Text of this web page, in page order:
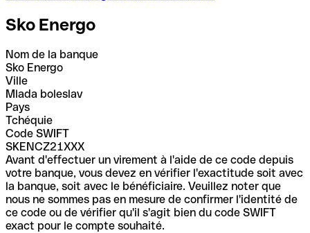
Sko Energo
Nom de la banque
Sko Energo
Ville
Mlada boleslav
Pays
Tchéquie
Code SWIFT
SKENCZ21XXX
Avant d'effectuer un virement à l'aide de ce code depuis
votre banque, vous devez en vérifier l'exactitude soit avec
la banque, soit avec le bénéficiaire. Veuillez noter que
nous ne sommes pas en mesure de confirmer l'identité de
ce code ou de vérifier qu'il s'agit bien du code SWIFT
exact pour le compte souhaité.